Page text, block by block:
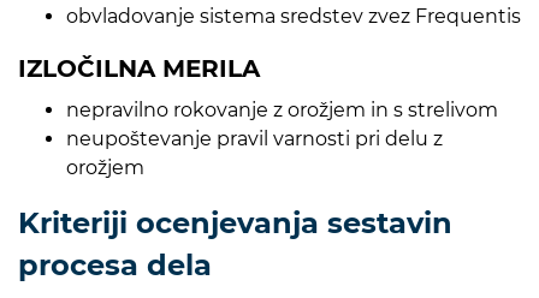
obvladovanje sistema sredstev zvez Frequentis
IZLOČILNA MERILA
nepravilno rokovanje z orožjem in s strelivom
neupoštevanje pravil varnosti pri delu z
orožjem
Kriteriji ocenjevanja sestavin
procesa dela